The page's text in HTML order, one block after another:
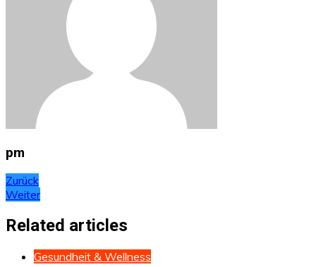
pm
Beitragsnavigation
Zurück
Weiter
Related articles
Gesundheit & Wellness